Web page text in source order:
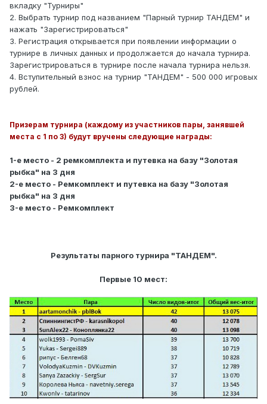
вкладку "Турниры"
2. Выбрать турнир под названием "Парный турнир ТАНДЕМ" и
нажать "Зарегистрироваться"
3. Регистрация открывается при появлении информации о
турнире в личных данных и продолжается до начала турнира.
Зарегистрироваться в турнире после начала турнира нельзя.
4. Вступительный взнос на турнир "ТАНДЕМ" - 500 000 игровых
рублей.
Призерам турнира (каждому из участников пары, занявшей
места с 1 по 3) будут вручены следующие награды:
1-е место - 2 ремкомплекта и путевка на базу "Золотая
рыбка" на 3 дня
2-е место - Ремкомплект и путевка на базу "Золотая
рыбка" на 3 дня
3-е место - Ремкомплект
Результаты парного турнира "ТАНДЕМ".
Первые 10 мест: